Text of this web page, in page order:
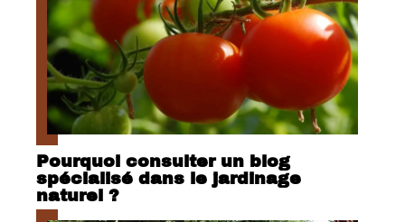
Pourquoi consulter un blog
spécialisé dans le jardinage
naturel ?